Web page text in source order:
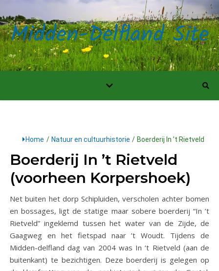
Midden-Delfland Site
Home / Natuur en cultuurhistorie / Boerderij In ’t Rietveld
Boerderij In ’t Rietveld
(voorheen Korpershoek)
Net buiten het dorp Schipluiden, verscholen achter bomen
en bossages, ligt de statige maar sobere boerderij “In ’t
Rietveld” ingeklemd tussen het water van de Zijde, de
Gaagweg en het fietspad naar ’t Woudt. Tijdens de
Midden-delfland dag van 2004 was In ‘t Rietveld (aan de
buitenkant) te bezichtigen. Deze boerderij is gelegen op